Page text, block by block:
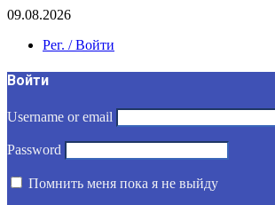
09.08.2026
Рег. / Войти
Войти
Username or email
Password
Помнить меня пока я не выйду